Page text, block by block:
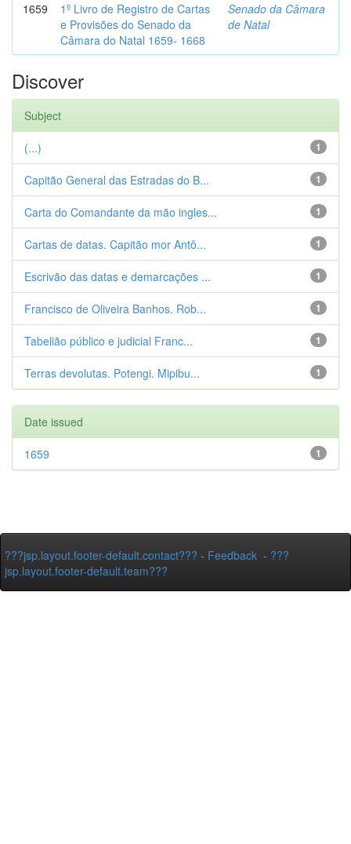
1659
1º Livro de Registro de Cartas
e Provisões do Senado da
Câmara do Natal 1659- 1668
Senado da Câmara
de Natal
Discover
Subject
1
(...)
1
Capitão General das Estradas do B...
1
Carta do Comandante da mão ingles...
1
Cartas de datas. Capitão mor Antô...
1
Escrivão das datas e demarcações ...
1
Francisco de Oliveira Banhos. Rob...
1
Tabelião público e judicial Franc...
1
Terras devolutas. Potengi. Mipibu...
Date issued
1
1659
???jsp.layout.footer-default.contact??? - Feedback - ???
jsp.layout.footer-default.team???